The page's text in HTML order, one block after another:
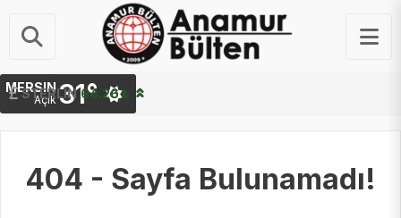
STERLIN 64.26 ₺
MERSIN
Açık 31°
404 - Sayfa Bulunamadı!